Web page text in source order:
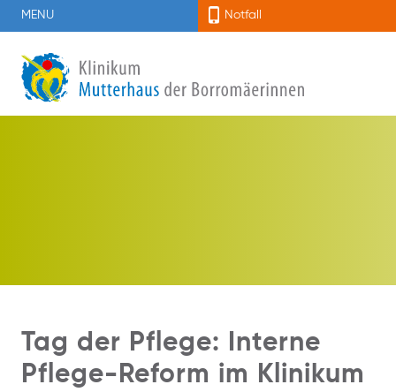
MENU Notfall
Tag der Pflege: Interne
Pflege-Reform im Klinikum